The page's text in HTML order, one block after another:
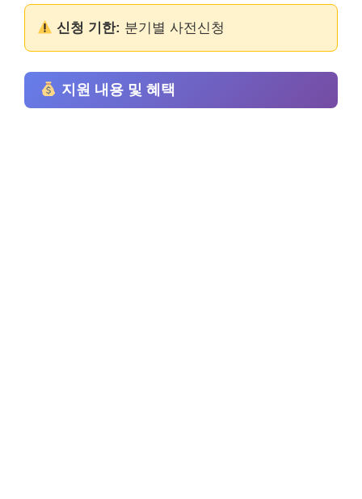
신청 기한: 분기별 사전신청
지원 내용 및 혜택